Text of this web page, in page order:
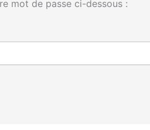
mot de passe ci-dessous :